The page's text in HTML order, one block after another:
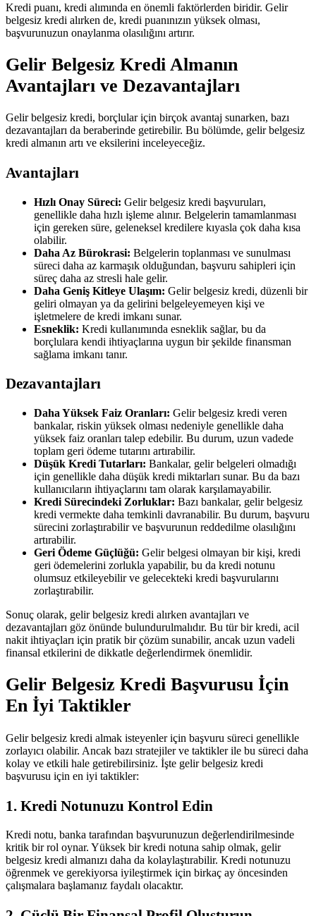
Kredi puanı, kredi alımında en önemli faktörlerden biridir. Gelir
belgesiz kredi alırken de, kredi puanınızın yüksek olması,
başvurunuzun onaylanma olasılığını artırır.
Gelir Belgesiz Kredi Almanın
Avantajları ve Dezavantajları
Gelir belgesiz kredi, borçlular için birçok avantaj sunarken, bazı
dezavantajları da beraberinde getirebilir. Bu bölümde, gelir belgesiz
kredi almanın artı ve eksilerini inceleyeceğiz.
Avantajları
Hızlı Onay Süreci: Gelir belgesiz kredi başvuruları,
genellikle daha hızlı işleme alınır. Belgelerin tamamlanması
için gereken süre, geleneksel kredilere kıyasla çok daha kısa
olabilir.
Daha Az Bürokrasi: Belgelerin toplanması ve sunulması
süreci daha az karmaşık olduğundan, başvuru sahipleri için
süreç daha az stresli hale gelir.
Daha Geniş Kitleye Ulaşım: Gelir belgesiz kredi, düzenli bir
geliri olmayan ya da gelirini belgeleyemeyen kişi ve
işletmelere de kredi imkanı sunar.
Esneklik: Kredi kullanımında esneklik sağlar, bu da
borçlulara kendi ihtiyaçlarına uygun bir şekilde finansman
sağlama imkanı tanır.
Dezavantajları
Daha Yüksek Faiz Oranları: Gelir belgesiz kredi veren
bankalar, riskin yüksek olması nedeniyle genellikle daha
yüksek faiz oranları talep edebilir. Bu durum, uzun vadede
toplam geri ödeme tutarını artırabilir.
Düşük Kredi Tutarları: Bankalar, gelir belgeleri olmadığı
için genellikle daha düşük kredi miktarları sunar. Bu da bazı
kullanıcıların ihtiyaçlarını tam olarak karşılamayabilir.
Kredi Sürecindeki Zorluklar: Bazı bankalar, gelir belgesiz
kredi vermekte daha temkinli davranabilir. Bu durum, başvuru
sürecini zorlaştırabilir ve başvurunun reddedilme olasılığını
artırabilir.
Geri Ödeme Güçlüğü: Gelir belgesi olmayan bir kişi, kredi
geri ödemelerini zorlukla yapabilir, bu da kredi notunu
olumsuz etkileyebilir ve gelecekteki kredi başvurularını
zorlaştırabilir.
Sonuç olarak, gelir belgesiz kredi alırken avantajları ve
dezavantajları göz önünde bulundurulmalıdır. Bu tür bir kredi, acil
nakit ihtiyaçları için pratik bir çözüm sunabilir, ancak uzun vadeli
finansal etkilerini de dikkatle değerlendirmek önemlidir.
Gelir Belgesiz Kredi Başvurusu İçin
En İyi Taktikler
Gelir belgesiz kredi almak isteyenler için başvuru süreci genellikle
zorlayıcı olabilir. Ancak bazı stratejiler ve taktikler ile bu süreci daha
kolay ve etkili hale getirebilirsiniz. İşte gelir belgesiz kredi
başvurusu için en iyi taktikler:
1. Kredi Notunuzu Kontrol Edin
Kredi notu, banka tarafından başvurunuzun değerlendirilmesinde
kritik bir rol oynar. Yüksek bir kredi notuna sahip olmak, gelir
belgesiz kredi almanızı daha da kolaylaştırabilir. Kredi notunuzu
öğrenmek ve gerekiyorsa iyileştirmek için birkaç ay öncesinden
çalışmalara başlamanız faydalı olacaktır.